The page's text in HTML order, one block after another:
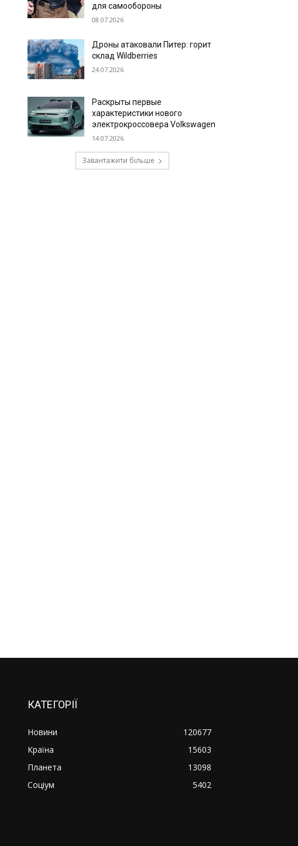
для самообороны
08.07.2026
Дроны атаковали Питер: горит
склад Wildberries
24.07.2026
Раскрыты первые
характеристики нового
электрокроссовера Volkswagen
14.07.2026
Завантажити більше
КАТЕГОРІЇ
Новини
120677
Країна
15603
Планета
13098
Соціум
5402